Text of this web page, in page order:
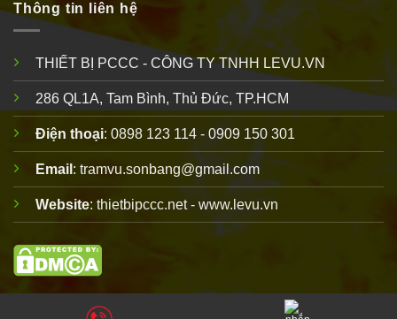
Thông tin liên hệ
THIẾT BỊ PCCC - CÔNG TY TNHH LEVU.VN
286 QL1A, Tam Bình, Thủ Đức, TP.HCM
Điện thoại: 0898 123 114 - 0909 150 301
Email : tramvu.sonbang@gmail.com
Website: thietbipccc.net - www.levu.vn